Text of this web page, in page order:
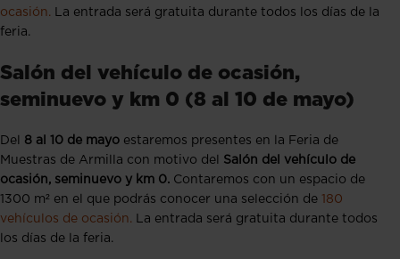
ocasión. La entrada será gratuita durante todos los días de la
feria.
Salón del vehículo de ocasión,
seminuevo y km 0 (8 al 10 de mayo)
Del 8 al 10 de mayo estaremos presentes en la Feria de
Muestras de Armilla con motivo del Salón del vehículo de
ocasión, seminuevo y km 0. Contaremos con un espacio de
1300 m² en el que podrás conocer una selección de 180
vehículos de ocasión. La entrada será gratuita durante todos
los días de la feria.